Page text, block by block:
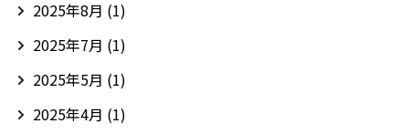
2025年8月 (1)
2025年7月 (1)
2025年5月 (1)
2025年4月 (1)